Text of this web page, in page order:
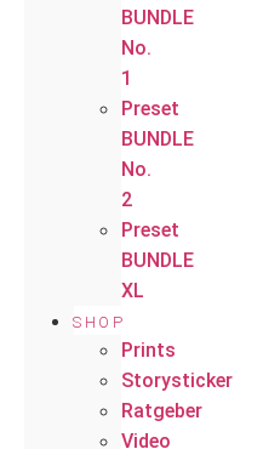
BUNDLE
No.
1
Preset
BUNDLE
No.
2
Preset
BUNDLE
XL
SHOP
Prints
Storysticker
Ratgeber
Video